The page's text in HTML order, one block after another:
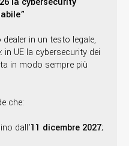
in un testo legale,
in UE la cybersecurity dei
in modo sempre più
che:
dall’11 dicembre 2027;